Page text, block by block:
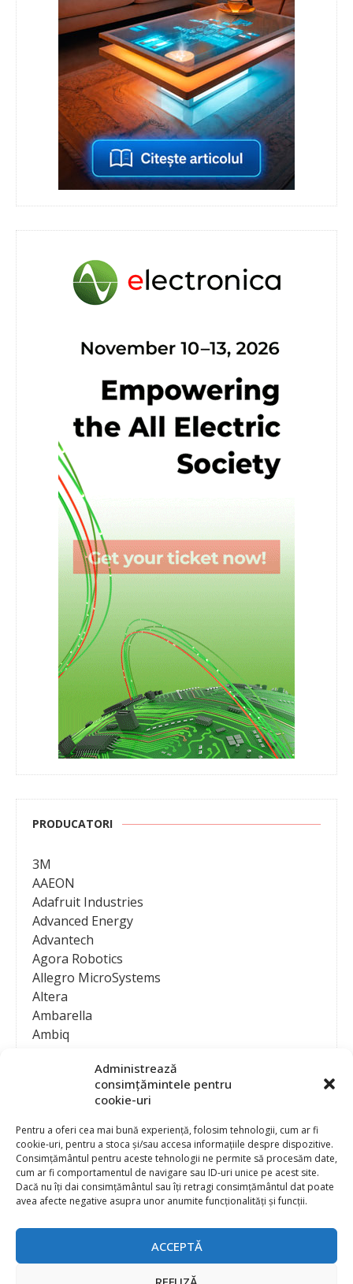
Administrează
consimțămintele pentru
cookie-uri
Pentru a oferi cea mai bună experiență, folosim tehnologii, cum ar fi
cookie-uri, pentru a stoca și/sau accesa informațiile despre dispozitive.
Consimțământul pentru aceste tehnologii ne permite să procesăm date,
cum ar fi comportamentul de navigare sau ID-uri unice pe acest site.
Dacă nu îți dai consimțământul sau îți retragi consimțământul dat poate
avea afecte negative asupra unor anumite funcționalități și funcții.
ACCEPTĂ
PRODUCATORI
3M
AAEON
Adafruit Industries
Advanced Energy
Advantech
Agora Robotics
Allegro MicroSystems
Altera
Ambarella
Ambiq
Analog Devices
Anritsu Corporation
Ansys
APS
Arduino
Arm
Asentics
ATEN International
Contact
Publicitate